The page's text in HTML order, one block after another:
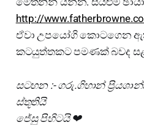
http://
ඒවා උපයෝගි කොටගෙන
කටයුත්තකට පමණක් බවද
සටහන :- ගරු.ගිහාන්
ස්තූතියි
ජේසු පිහිටයි ❤